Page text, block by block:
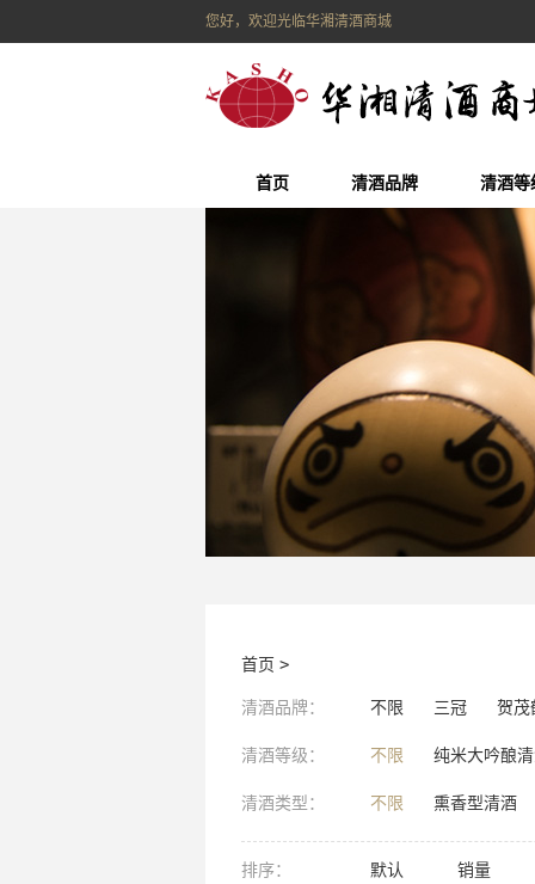
您好，欢迎光临华湘清酒商城
首页 清酒品牌 清酒等
首页 >
清酒品牌： 不限 三冠 贺茂
清酒等级： 不限 纯米大吟酿
清酒类型： 不限 熏香型清酒
排序： 默认 销量